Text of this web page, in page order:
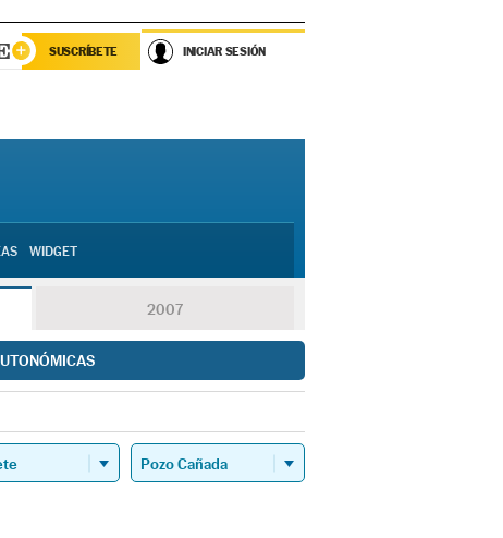
SUSCRÍBETE INICIAR SESIÓN
WIDGET
2007